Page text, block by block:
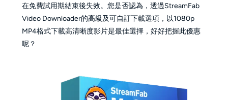
在免費試用期結束後失效。您是否認為，透過StreamFab
Video Downloader的高級及可自訂下載選項，以1080p
MP4格式下載高清晰度影片是最佳選擇，好好把握此優惠
呢？